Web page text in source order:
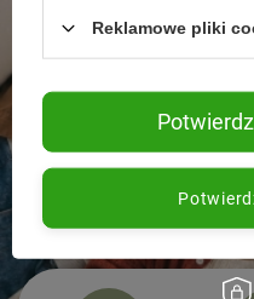
Reklamowe pliki